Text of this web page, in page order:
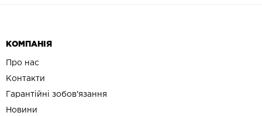
КОМПАНІЯ
Про нас
Контакти
Гарантійні зобов'язання
Новини